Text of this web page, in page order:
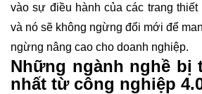
vào sự điều hành của các trang thiết
và nó sẽ không ngừng đổi mới để
ngừng nâng cao cho doanh nghiệp.
Những ngành nghề bị
nhất từ công nghiệp